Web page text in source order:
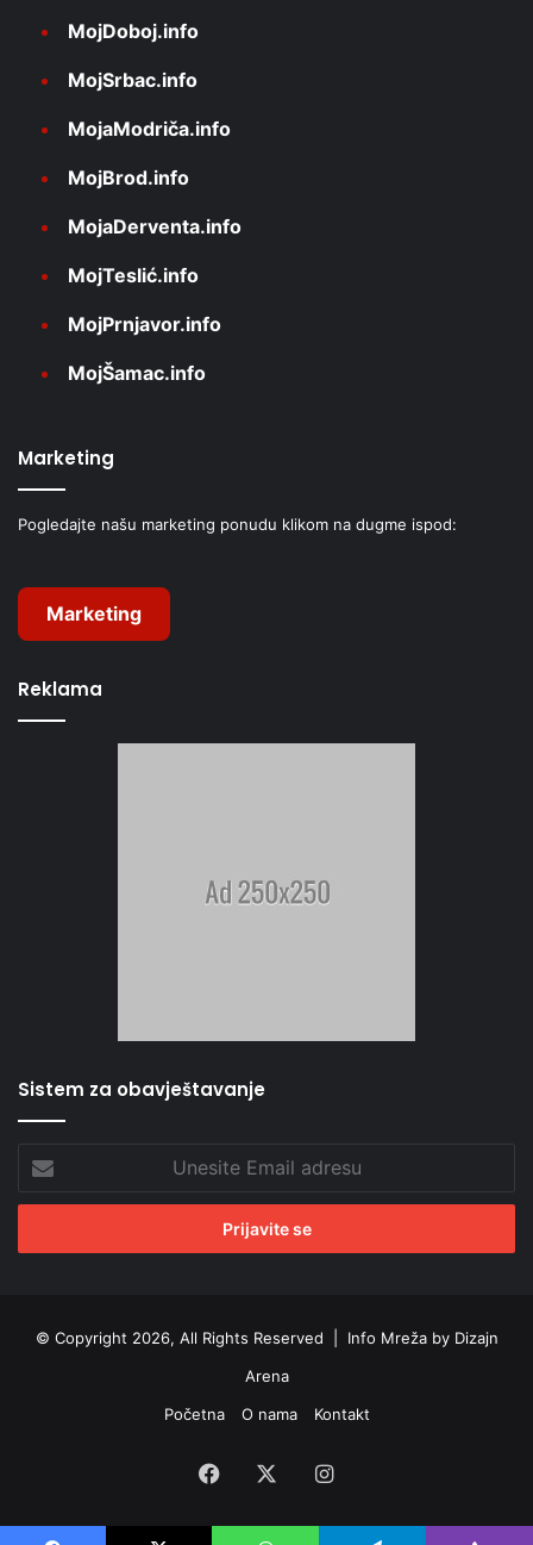
MojDoboj.info
MojSrbac.info
MojaModriča.info
MojBrod.info
MojaDerventa.info
MojTeslić.info
MojPrnjavor.info
MojŠamac.info
Marketing
Pogledajte našu marketing ponudu klikom na dugme ispod:
Marketing
Reklama
Sistem za obavještavanje
Email
adresu
© Copyright 2026, All Rights Reserved | Info Mreža by Dizajn
Arena
Početna
O nama Kontakt
Facebook Instagram